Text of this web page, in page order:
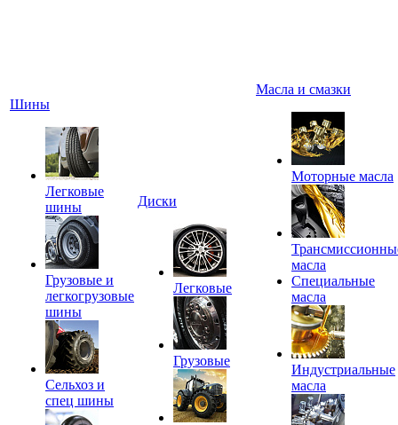
Шины
Легковые
шины
Грузовые и
легкогрузовые
шины
Сельхоз и
спец шины
Диски
Легковые
Грузовые
Масла и смазки
Моторные масла
масла
Специальные
масла
Индустриальные
масла